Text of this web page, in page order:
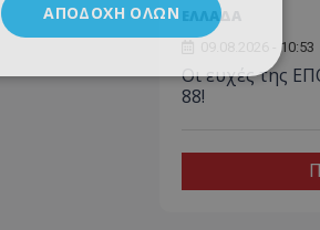
ΕΛΛΑΔΑ
09.08.2026 - 10:53
Οι ευχές της
88!
ΑΠΟΔΟΧΉ ΌΛΩΝ